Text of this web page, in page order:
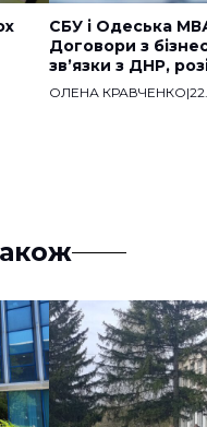
СБУ і Одеська
Договори з
звʼязки з ДНР,
ОЛЕНА КРАВЧЕНКО|